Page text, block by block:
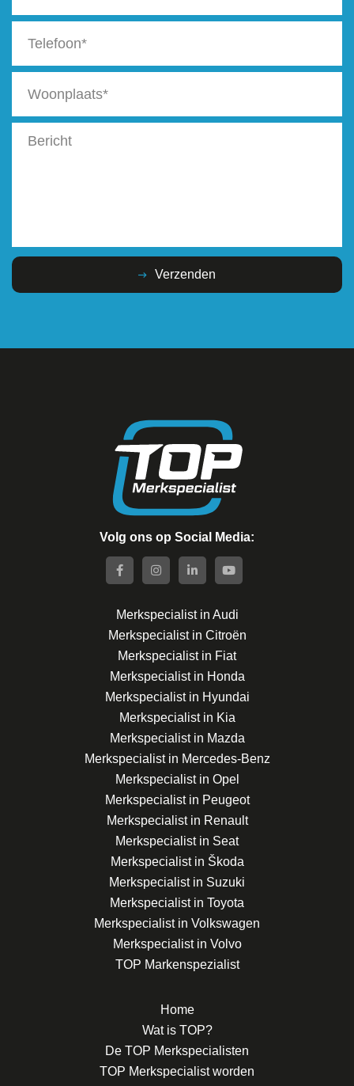
Verzenden
Volg ons op Social Media:
Merkspecialist in Audi
Merkspecialist in Citroën
Merkspecialist in Fiat
Merkspecialist in Honda
Merkspecialist in Hyundai
Merkspecialist in Kia
Merkspecialist in Mazda
Merkspecialist in Mercedes-Benz
Merkspecialist in Opel
Merkspecialist in Peugeot
Merkspecialist in Renault
Merkspecialist in Seat
Merkspecialist in Škoda
Merkspecialist in Suzuki
Merkspecialist in Toyota
Merkspecialist in Volkswagen
Merkspecialist in Volvo
TOP Markenspezialist
Home
Wat is TOP?
De TOP Merkspecialisten
TOP Merkspecialist worden